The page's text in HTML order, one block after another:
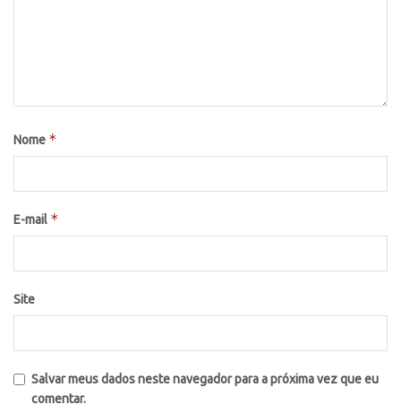
Nome *
E-mail *
Site
Salvar meus dados neste navegador para a próxima vez que eu
comentar.